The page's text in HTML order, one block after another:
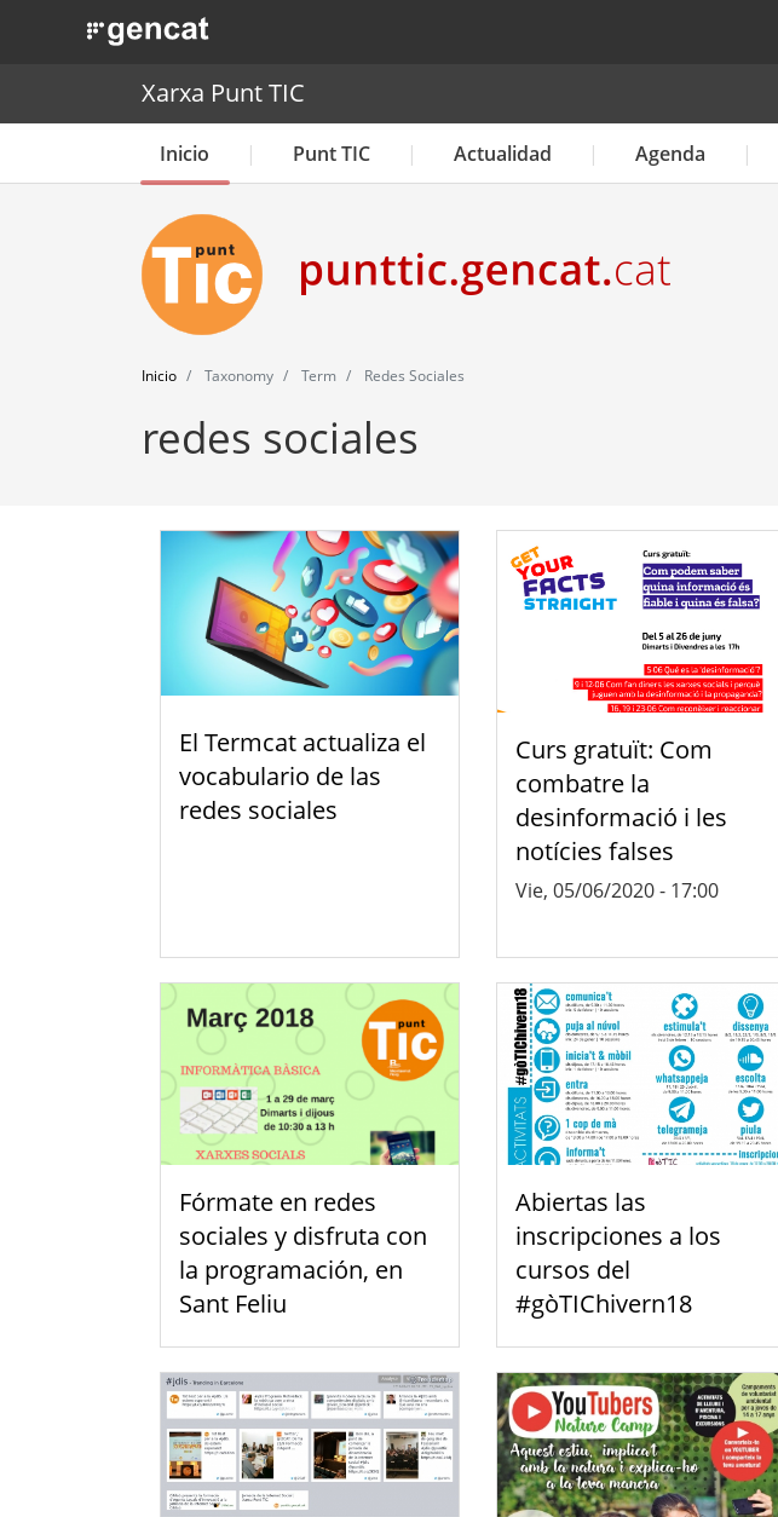
. Obre en una nova finestra.
Xarxa Punt TIC
Inicio Punt TIC Actualidad Agenda
Inicio Taxonomy Term Redes Sociales
redes sociales
El Termcat actualiza el
vocabulario de las
redes sociales
Curs gratuït: Com
combatre la
desinformació i les
notícies falses
Vie, 05/06/2020 - 17:00
Fórmate en redes
sociales y disfruta con
la programación, en
Sant Feliu
Abiertas las
inscripciones a los
cursos del
#gòTIChivern18